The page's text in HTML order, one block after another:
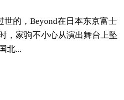
世的，Beyond在日本东京富士
，家驹不小心从演出舞台上坠
北...